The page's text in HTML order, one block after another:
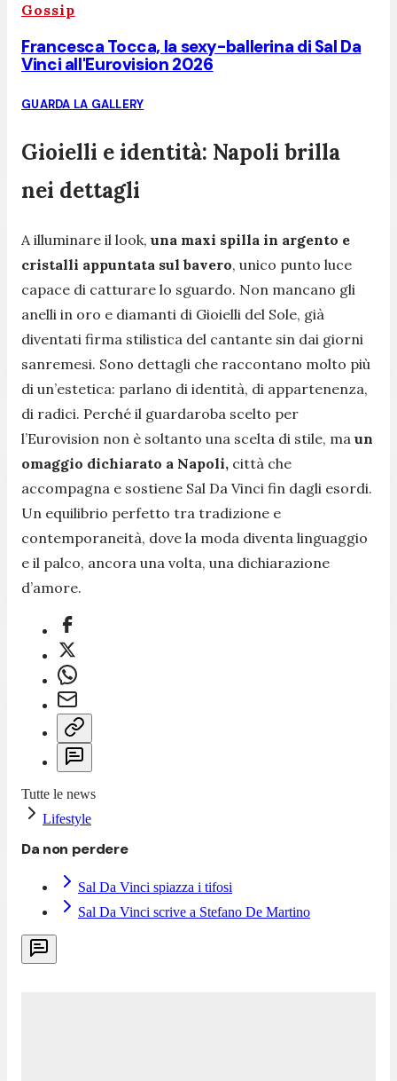
Gossip
Francesca Tocca, la sexy-ballerina di Sal Da
Vinci all'Eurovision 2026
GUARDA LA GALLERY
Gioielli e identità: Napoli brilla
nei dettagli
A illuminare il look, una maxi spilla in argento e
cristalli appuntata sul bavero, unico punto luce
capace di catturare lo sguardo. Non mancano gli
anelli in oro e diamanti di Gioielli del Sole, già
diventati firma stilistica del cantante sin dai giorni
sanremesi. Sono dettagli che raccontano molto più
di un’estetica: parlano di identità, di appartenenza,
di radici. Perché il guardaroba scelto per
l’Eurovision non è soltanto una scelta di stile, ma un
omaggio dichiarato a Napoli, città che
accompagna e sostiene Sal Da Vinci fin dagli esordi.
Un equilibrio perfetto tra tradizione e
contemporaneità, dove la moda diventa linguaggio
e il palco, ancora una volta, una dichiarazione
d’amore.
Tutte le news
Lifestyle
Da non perdere
Sal Da Vinci spiazza i tifosi
Sal Da Vinci scrive a Stefano De Martino